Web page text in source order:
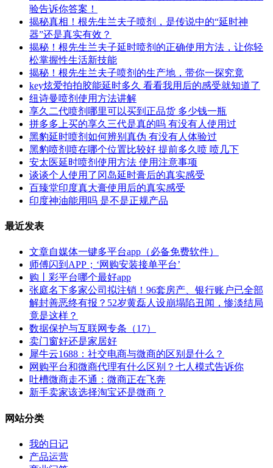
验告诉你答案！
揭秘真相！根先生兰夫子喷剂，是传说中的“延时神
器”还是真实有效？
揭秘！根先生兰夫子延时喷剂的正确使用方法，让你轻
松掌握性生活新技能
揭秘！根先生兰夫子喷剂的生产地，带你一探究竟
key炫爱拍拍胶能延时多久 看看我用后的感受就知道了
纽诗曼喷剂使用方法讲解
享久二代喷剂哪里可以买到正品货 多少钱一瓶
拼多多上买的享久三代是真的吗 有没有人使用过
黑豹延时喷剂如何辨别真伪 有没有人体验过
黑豹喷剂喷在哪个位置比较好 提前多久喷 喷几下
安太医延时喷剂使用方法 使用注意事项
谈谈个人使用了冈岛延时膏后的真实感受
百臻堂印度真大膏使用后的真实感受
印度神油能用吗 是不是正规产品
最近发表
文章自媒体一键多平台app（必备免费软件）
师傅闪到APP；‘网购安装接单平台’
购丨彩平台哪个最好app
张庭名下多家公司拟注销！96套房产、银行账户已全部
解封善恶终有报？52岁黄磊人设崩塌陷丑闻，惨淡结局
竟是这样？
数据保护与互联网专条（17）
卖门窗好还是家居好
犀牛云1688：社交电商与微商的区别是什么？
网购平台和微商代理有什么区别？七人模式告诉你
吐槽微商走不通：微商正在飞奔
新手卖家该选择淘宝还是微商？
网站分类
我的日记
产品运营